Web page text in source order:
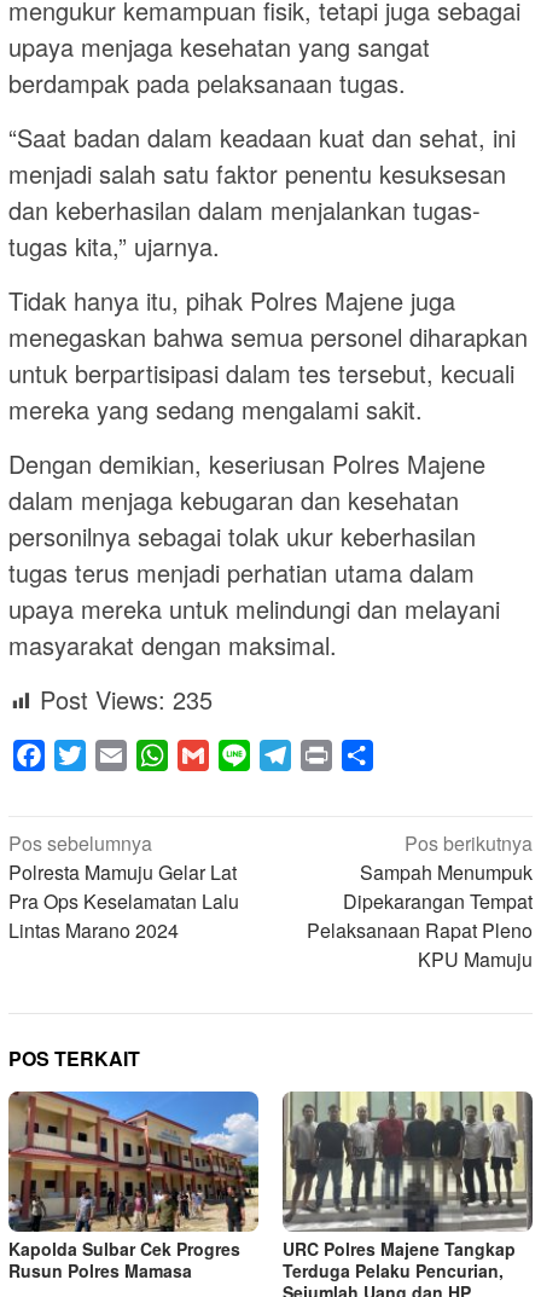
mengukur kemampuan fisik, tetapi juga sebagai
upaya menjaga kesehatan yang sangat
berdampak pada pelaksanaan tugas.
“Saat badan dalam keadaan kuat dan sehat, ini
menjadi salah satu faktor penentu kesuksesan
dan keberhasilan dalam menjalankan tugas-
tugas kita,” ujarnya.
Tidak hanya itu, pihak Polres Majene juga
menegaskan bahwa semua personel diharapkan
untuk berpartisipasi dalam tes tersebut, kecuali
mereka yang sedang mengalami sakit.
Dengan demikian, keseriusan Polres Majene
dalam menjaga kebugaran dan kesehatan
personilnya sebagai tolak ukur keberhasilan
tugas terus menjadi perhatian utama dalam
upaya mereka untuk melindungi dan melayani
masyarakat dengan maksimal.
Post Views: 235
Facebook
Twitter Email WhatsApp
Gmail Line Telegram
Print
Navigasi
pos
Pos sebelumnya
Polresta Mamuju Gelar Lat
Pra Ops Keselamatan Lalu
Lintas Marano 2024
Pos berikutnya
Sampah Menumpuk
Dipekarangan Tempat
Pelaksanaan Rapat Pleno
KPU Mamuju
POS TERKAIT
Kapolda Sulbar Cek Progres
Rusun Polres Mamasa
URC Polres Majene Tangkap
Terduga Pelaku Pencurian,
Sejumlah Uang dan HP